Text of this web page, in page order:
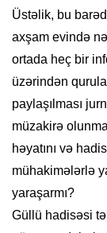
Üstəlik, bu
axşam evində
ortada heç bir
üzərindən
paylaşılması
müzakirə
həyatını və
mühakimələrlə
yaraşarmı?
Güllü hadisəsi